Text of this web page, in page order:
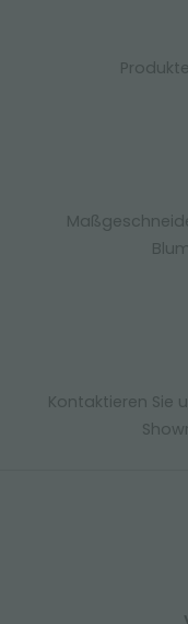
Kontaktieren Sie